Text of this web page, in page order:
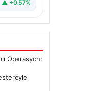
▲ +0.57%
Operasyon: